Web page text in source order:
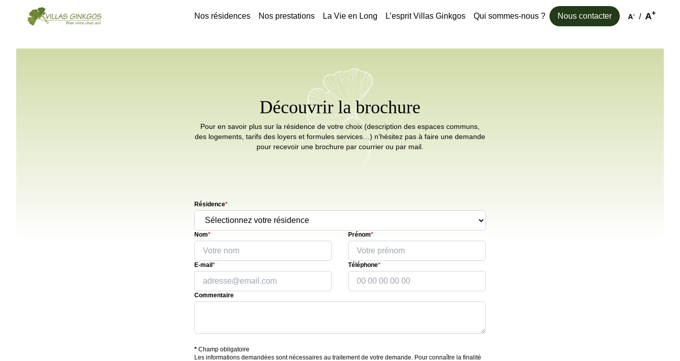
Nos résidences Nos prestations La Vie en Long L’esprit Villas Ginkgos Qui sommes-nous ? Nous contacter A- / A+
Découvrir la brochure
Pour en savoir plus sur la résidence de votre choix (description des espaces communs,
des logements, tarifs des loyers et formules services…) n’hésitez pas à faire une demande
pour recevoir une brochure par courrier ou par mail.
Résidence*
Nom* Prénom*
E-mail * Téléphone*
Commentaire
* Champ obligatoire
Les informations demandées sont nécessaires au traitement de votre demande. Pour connaître la finalité